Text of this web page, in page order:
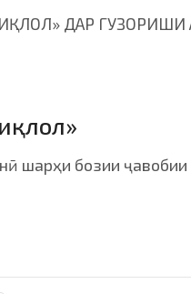
ДАР
шарҳи бозии